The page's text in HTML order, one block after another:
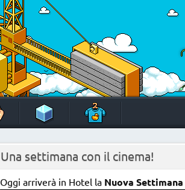
Una settimana con il cinema!
Oggi arriverà in Hotel la Nuova Settimana